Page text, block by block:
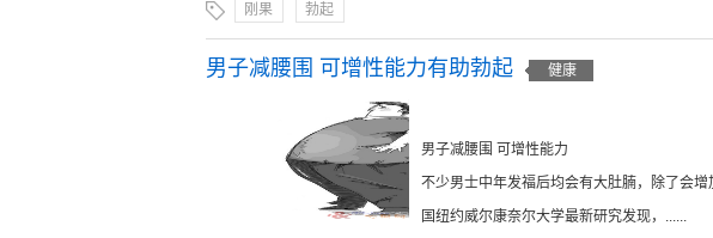
刚果 勃起
男子减腰围 可增性能力有助勃起 健康
男子减腰围 可增性能力
不少男士中年发福后均会有大肚腩，除了会
国纽约威尔康奈尔大学最新研究发现，......